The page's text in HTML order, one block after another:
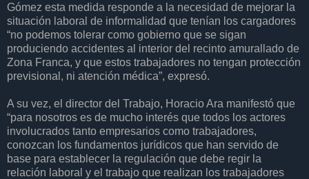
Gómez esta medida responde a la necesidad de mejorar la
situación laboral de informalidad que tenían los cargadores
“no podemos tolerar como gobierno que se sigan
produciendo accidentes al interior del recinto amurallado de
Zona Franca, y que estos trabajadores no tengan protección
previsional, ni atención médica”, expresó.
A su vez, el director del Trabajo, Horacio Ara manifestó que
“para nosotros es de mucho interés que todos los actores
involucrados tanto empresarios como trabajadores,
conozcan los fundamentos jurídicos que han servido de
base para establecer la regulación que debe regir la
relación laboral y el trabajo que realizan los trabajadores